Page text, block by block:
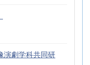
演劇学科共同研